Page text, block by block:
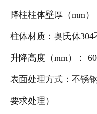
降柱柱体壁厚（mm）
柱体材质：奥氏体304
升降高度（mm）：
表面处理方式：不锈
要求处理）